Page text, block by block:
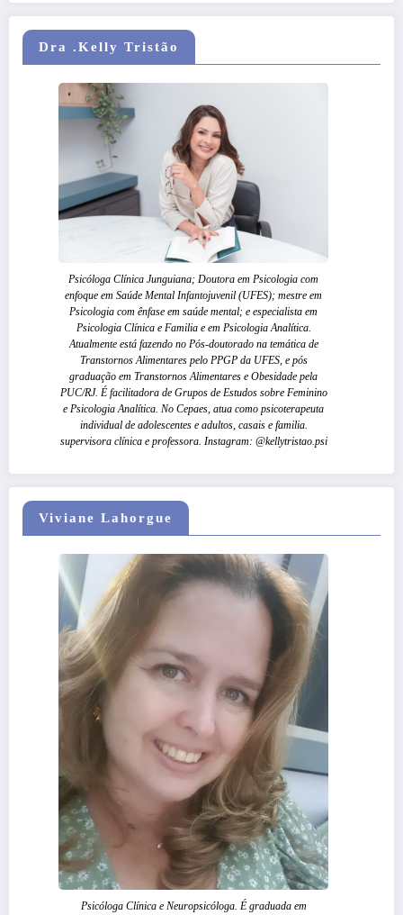
Dra .Kelly Tristão
Psicóloga Clínica Junguiana; Doutora em Psicologia com
enfoque em Saúde Mental Infantojuvenil (UFES); mestre em
Psicologia com ênfase em saúde mental; e especialista em
Psicologia Clínica e Familia e em Psicologia Analítica.
Atualmente está fazendo no Pós-doutorado na temática de
Transtornos Alimentares pelo PPGP da UFES, e pós
graduação em Transtornos Alimentares e Obesidade pela
PUC/RJ. É facilitadora de Grupos de Estudos sobre Feminino
e Psicologia Analítica. No Cepaes, atua como psicoterapeuta
individual de adolescentes e adultos, casais e familia.
supervisora clínica e professora. Instagram: @kellytristao.psi
Viviane Lahorgue
Psicóloga Clínica e Neuropsicóloga. É graduada em